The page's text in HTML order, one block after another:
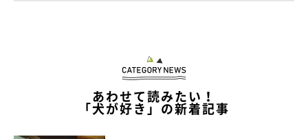
馴れた人にはとてもなつくそうですが、それでも基本的にはソフ
ァの下に隠れているというほど、お茶子ちゃんはビビりさんなの
あわせて読みたい！
「犬が好き」の新着記事